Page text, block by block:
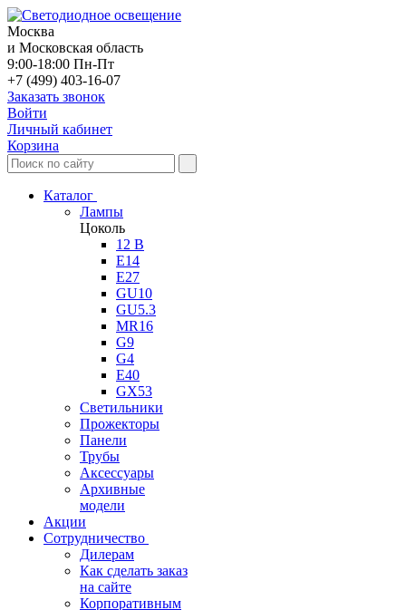
Москва
и Московская область
9:00-18:00 Пн-Пт
+7 (499) 403-16-07
Заказать звонок
Войти
Личный кабинет
Корзина
Каталог
Лампы
Цоколь
12 В
E14
E27
GU10
GU5.3
MR16
G9
G4
E40
GX53
Светильники
Прожекторы
Панели
Трубы
Аксессуары
Архивные
модели
Акции
Сотрудничество
Дилерам
Как сделать заказ
на сайте
Корпоративным